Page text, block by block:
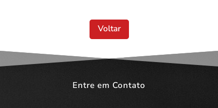
Voltar
Entre em Contato